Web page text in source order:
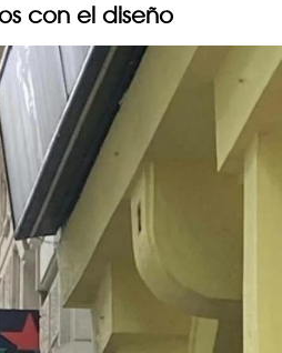
con el diseño